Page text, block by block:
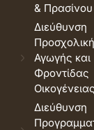
& Πρασίνου
Διεύθυνση
Αγωγής και
Φροντίδας
Οικογένειας
Διεύθυνση